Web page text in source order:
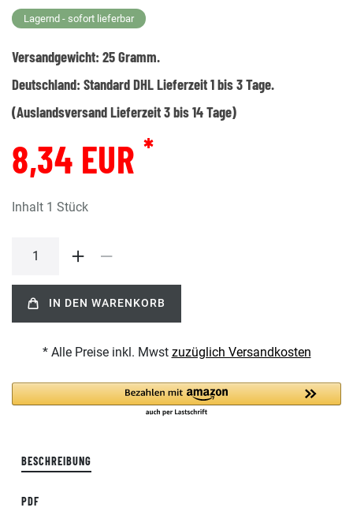
Lagernd - sofort lieferbar
Versandgewicht: 25Gramm.
Deutschland: Standard DHL Lieferzeit 1 bis 3 Tage.
(Auslandsversand Lieferzeit 3 bis 14 Tage)
8,34 EUR *
Inhalt 1 Stück
IN DEN WARENKORB
* Alle Preise inkl. Mwst zuzüglich Versandkosten
BESCHREIBUNG
PDF